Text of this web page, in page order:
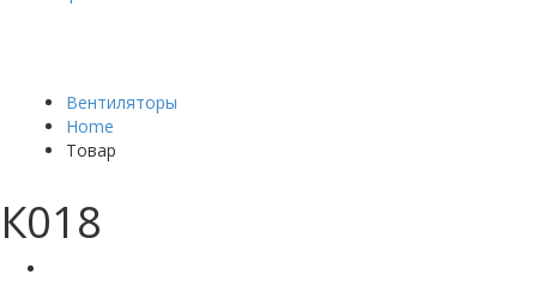
Вентиляторы
Home
Товар
К018